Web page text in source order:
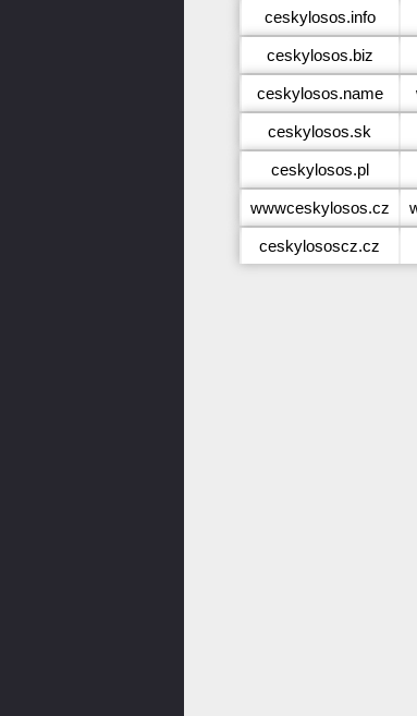
ceskylosos.info
ceskylosos.biz
ceskylosos.name
ceskylosos.sk
ceskylosos.pl
wwwceskylosos.cz
ceskylososcz.cz